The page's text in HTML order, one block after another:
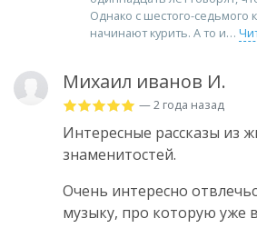
Однако с шестого-седьмого
начинают курить. А то и
Михаил иванов И.
— 2 года назад
Интересные рассказы из
знаменитостей.
Очень интересно
музыку, про которую уже